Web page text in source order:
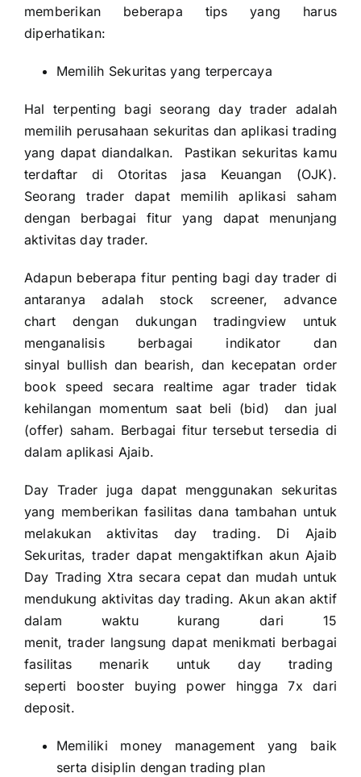
memberikan beberapa tips yang harus
diperhatikan:
Memilih Sekuritas yang terpercaya
Hal terpenting bagi seorang day trader adalah
memilih perusahaan sekuritas dan aplikasi trading
yang dapat diandalkan. Pastikan sekuritas kamu
terdaftar di Otoritas jasa Keuangan (OJK).
Seorang trader dapat memilih aplikasi saham
dengan berbagai fitur yang dapat menunjang
aktivitas day trader.
Adapun beberapa fitur penting bagi day trader di
antaranya adalah stock screener, advance
chart dengan dukungan tradingview untuk
menganalisis berbagai indikator dan
sinyal bullish dan bearish, dan kecepatan order
book speed secara realtime agar trader tidak
kehilangan momentum saat beli (bid) dan jual
(offer) saham. Berbagai fitur tersebut tersedia di
dalam aplikasi Ajaib.
Day Trader juga dapat menggunakan sekuritas
yang memberikan fasilitas dana tambahan untuk
melakukan aktivitas day trading. Di Ajaib
Sekuritas, trader dapat mengaktifkan akun Ajaib
Day Trading Xtra secara cepat dan mudah untuk
mendukung aktivitas day trading. Akun akan aktif
dalam waktu kurang dari 15
menit, trader langsung dapat menikmati berbagai
fasilitas menarik untuk day trading
seperti booster buying power hingga 7x dari
deposit.
Memiliki money management yang baik
serta disiplin dengan trading plan